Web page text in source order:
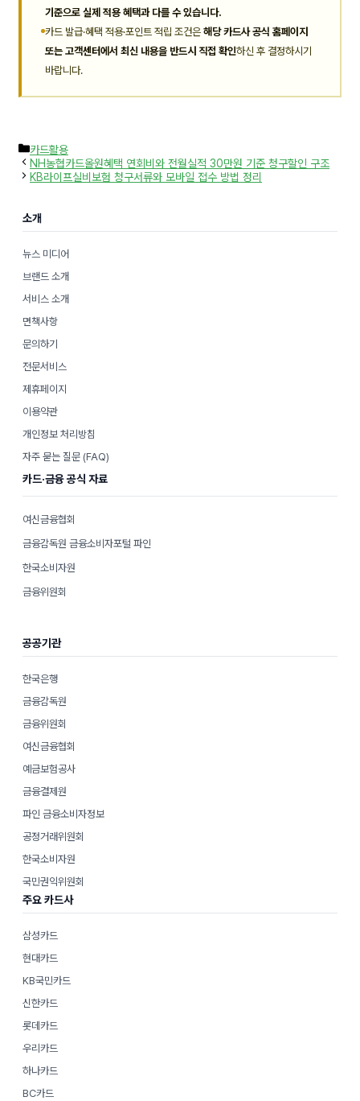
기준으로 실제 적용 혜택과 다를 수 있습니다.
카드 발급·혜택 적용·포인트 적립 조건은 해당 카드사 공식 홈페이지
또는 고객센터에서 최신 내용을 반드시 직접 확인하신 후 결정하시기
바랍니다.
카
테
고
리
카드활용
NH농협카드올원혜택 연회비와 전월실적 30만원 기준 청구할인 구조
KB라이프실비보험 청구서류와 모바일 접수 방법 정리
소개
뉴스 미디어
브랜드 소개
서비스 소개
면책사항
문의하기
전문서비스
제휴페이지
이용약관
개인정보 처리방침
자주 묻는 질문 (FAQ)
카드·금융 공식 자료
여신금융협회
금융감독원 금융소비자포털 파인
한국소비자원
금융위원회
공공기관
한국은행
금융감독원
금융위원회
여신금융협회
예금보험공사
금융결제원
파인 금융소비자정보
공정거래위원회
한국소비자원
국민권익위원회
주요 카드사
삼성카드
현대카드
KB국민카드
신한카드
롯데카드
우리카드
하나카드
BC카드